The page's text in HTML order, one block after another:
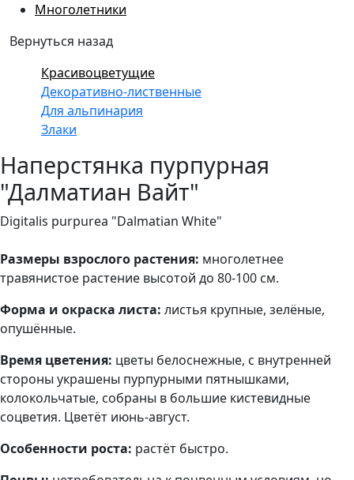
Многолетники
Вернуться назад
Красивоцветущие
Декоративно-лиственные
Для альпинария
Злаки
Наперстянка пурпурная
"Далматиан Вайт"
Digitalis purpurea "Dalmatian White"
Размеры взрослого растения: многолетнее
травянистое растение высотой до 80-100 см.
Форма и окраска листа: листья крупные, зелёные,
опушённые.
Время цветения: цветы белоснежные, с внутренней
стороны украшены пурпурными пятнышками,
колокольчатые, собраны в большие кистевидные
соцветия. Цветёт июнь-август.
Особенности роста: растёт быстро.